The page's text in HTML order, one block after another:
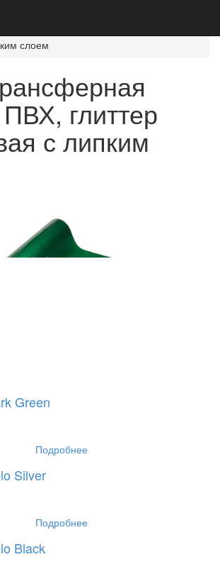
слоем
глиттер
с липким
Green
Подробнее
Silver
Подробнее
Black